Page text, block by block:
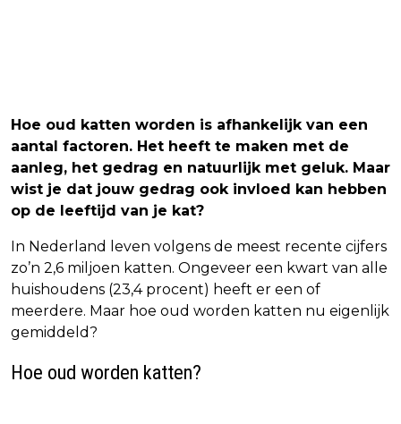
Hoe oud katten worden is afhankelijk van een
aantal factoren. Het heeft te maken met de
aanleg, het gedrag en natuurlijk met geluk. Maar
wist je dat jouw gedrag ook invloed kan hebben
op de leeftijd van je kat?
In Nederland leven volgens de meest recente cijfers
zo’n 2,6 miljoen katten. Ongeveer een kwart van alle
huishoudens (23,4 procent) heeft er een of
meerdere. Maar hoe oud worden katten nu eigenlijk
gemiddeld?
Hoe oud worden katten?